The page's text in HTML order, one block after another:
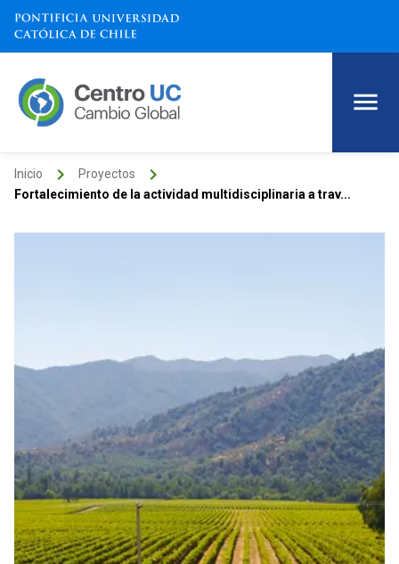
Inicio keyboard_arrow_right Proyectos keyboard_arrow_right
Fortalecimiento de la actividad multidisciplinaria a trav...